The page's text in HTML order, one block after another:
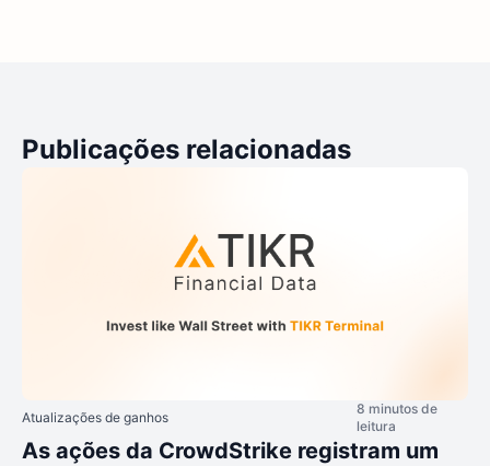
Publicações relacionadas
Atualizações de ganhos
8 minutos de
leitura
As ações da CrowdStrike registram um